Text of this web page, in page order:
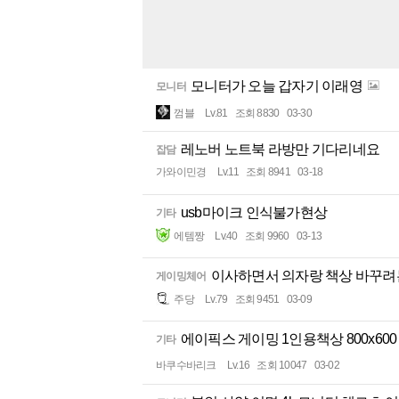
모니터 모니터가 오늘 갑자기 이래영
껌블 Lv.81 조회 8830 03-30
잡담 레노버 노트북 라방만 기다리네요
가와이민경 Lv.11 조회 8941 03-18
기타 usb마이크 인식불가현상
에템짱 Lv.40 조회 9960 03-13
게이밍체어 이사하면서 의자랑 책상 바꾸
주당 Lv.79 조회 9451 03-09
기타 에이픽스 게이밍 1인용책상 800x600
바쿠수바리크 Lv.16 조회 10047 03-02